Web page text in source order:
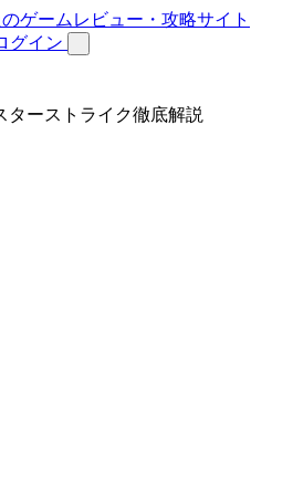
グイン
ターストライク徹底解説